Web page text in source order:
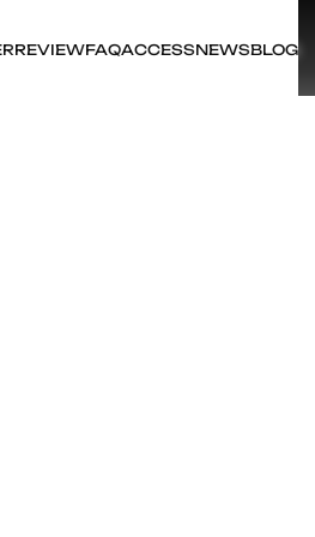
REVIEWFAQACCESSNEWSBLOG